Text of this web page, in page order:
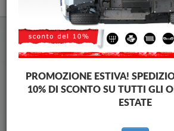
Piastra paramotore di acciaio Nissan
Piastra paramotore di acciaio Nissan
Brands
PROMOZIONE ESTIVA!
10% DI SCONTO SU TUTTI GLI
ESTATE